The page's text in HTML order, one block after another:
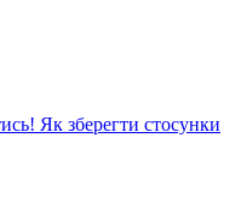
Як зберегти стосунки